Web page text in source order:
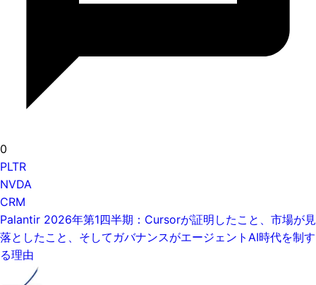
0
PLTR
NVDA
CRM
Palantir 2026年第1四半期：Cursorが証明したこと、市場が見
落としたこと、そしてガバナンスがエージェントAI時代を制す
る理由